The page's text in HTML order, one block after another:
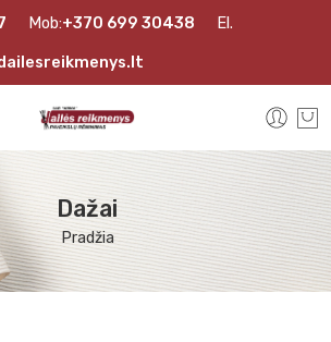
Mob:+370 699 30438 El.
Dažai
Pradžia